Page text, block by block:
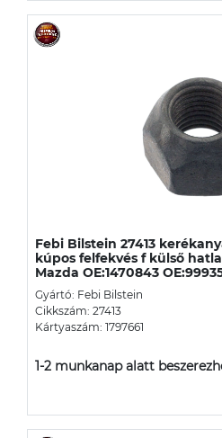
Febi Bilstein 27413
kúpos felfekvés f külső
Mazda OE:1470843
Gyártó: Febi Bilstein
Cikkszám: 27413
Kártyaszám: 1797661
1-2 munkanap alatt